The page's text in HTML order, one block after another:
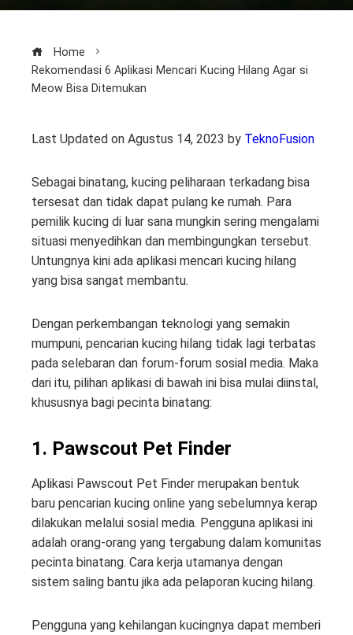
Home
Rekomendasi 6 Aplikasi Mencari Kucing Hilang Agar si
Meow Bisa Ditemukan
Last Updated on Agustus 14, 2023 by TeknoFusion
Sebagai binatang, kucing peliharaan terkadang bisa
tersesat dan tidak dapat pulang ke rumah. Para
pemilik kucing di luar sana mungkin sering mengalami
situasi menyedihkan dan membingungkan tersebut.
Untungnya kini ada aplikasi mencari kucing hilang
yang bisa sangat membantu.
Dengan perkembangan teknologi yang semakin
mumpuni, pencarian kucing hilang tidak lagi terbatas
pada selebaran dan forum-forum sosial media. Maka
dari itu, pilihan aplikasi di bawah ini bisa mulai diinstal,
khususnya bagi pecinta binatang:
1. Pawscout Pet Finder
Aplikasi Pawscout Pet Finder merupakan bentuk
baru pencarian kucing online yang sebelumnya kerap
dilakukan melalui sosial media. Pengguna aplikasi ini
adalah orang-orang yang tergabung dalam komunitas
pecinta binatang. Cara kerja utamanya dengan
sistem saling bantu jika ada pelaporan kucing hilang.
Pengguna yang kehilangan kucingnya dapat memberi